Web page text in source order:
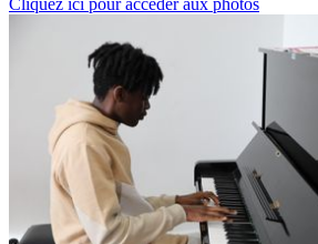
Cliquez ici pour accéder aux photos